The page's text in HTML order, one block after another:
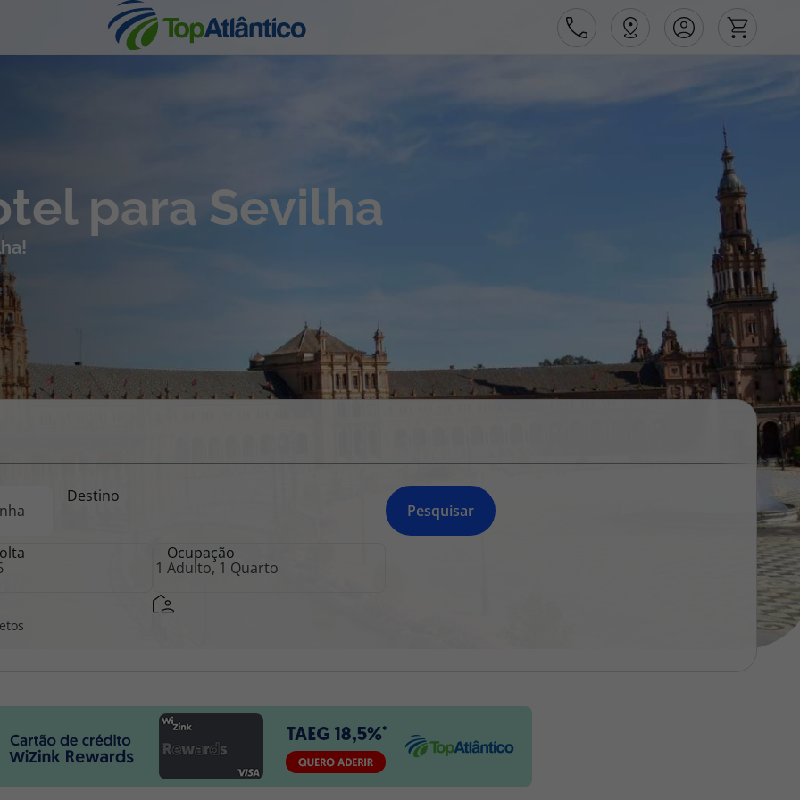
218 925 471
Apoio ao cliente no Estrangeiro
facilidade na marcação das suas viagens, tem ainda ao seu
dispor o nosso call center a funcionar todos os dias úteis das
10:00 às 20:00 e Sábado das 10:00 às 14:00.
para Sevilha
Destino
Ocupação
Pesquisar